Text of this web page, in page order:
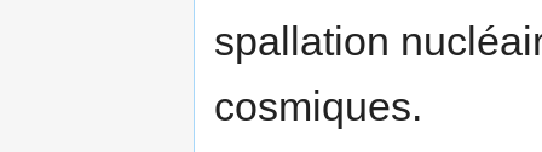
spallation
cosmiques.